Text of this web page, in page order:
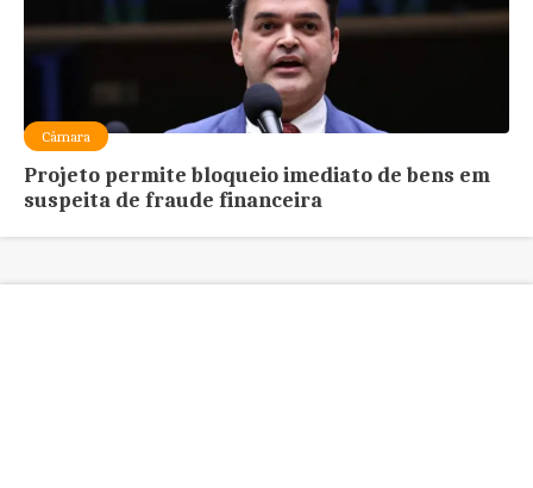
Câmara
Projeto permite bloqueio imediato de bens em
suspeita de fraude financeira